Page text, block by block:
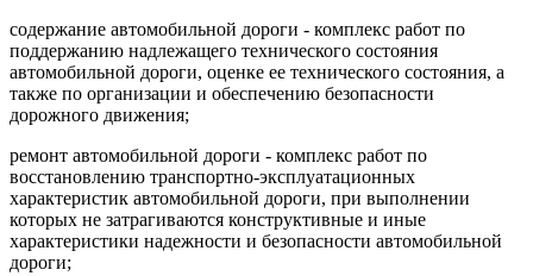
содержание автомобильной дороги - комплекс работ по
поддержанию надлежащего технического состояния
автомобильной дороги, оценке ее технического состояния, а
также по организации и обеспечению безопасности
дорожного движения;
ремонт автомобильной дороги - комплекс работ по
восстановлению транспортно-эксплуатационных
характеристик автомобильной дороги, при выполнении
которых не затрагиваются конструктивные и иные
характеристики надежности и безопасности автомобильной
дороги;